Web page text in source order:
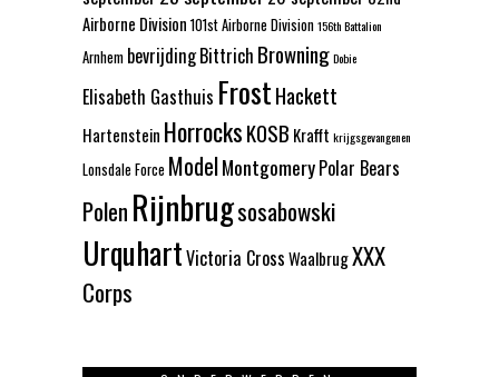
Airborne Division 101st Airborne Division156th Battalion
Arnhem bevrijdingBittrich BrowningDobie
Elisabeth Gasthuis FrostHackett
Hartenstein HorrocksKOSB Krafft krijgsgevangenen
Lonsdale Force ModelMontgomeryPolar Bears
PolenRijnbrugsosabowski
UrquhartVictoria CrossWaalbrugXXX
Corps